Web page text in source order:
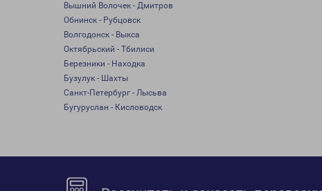
Вышний Волочек - Дмитров
Обнинск - Рубцовск
Волгодонск - Выкса
Октябрьский - Тбилиси
Березники - Находка
Бузулук - Шахты
Санкт-Петербург - Лысьва
Бугуруслан - Кисловодск